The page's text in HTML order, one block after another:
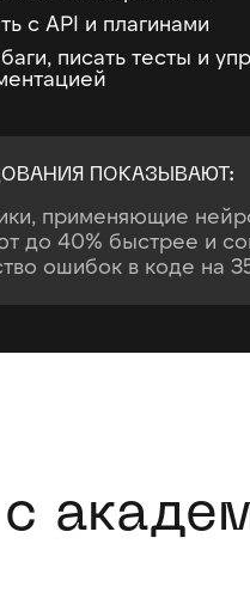
ПОКАЗЫВАЮТ:
применяющие
до 40% быстрее и
ошибок в коде на
с API и плагинами
писать тесты и